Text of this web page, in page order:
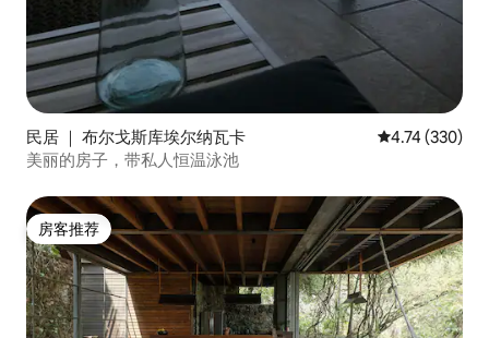
民居 ｜ 布尔戈斯库埃尔纳瓦卡 平均评分 4.74
4.74 (330)
美丽的房子，带私人恒温泳池
房客推荐
房客推荐